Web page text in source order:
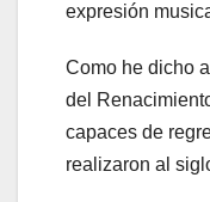
expresión
Como he dicho
del
capaces de
realizaron al